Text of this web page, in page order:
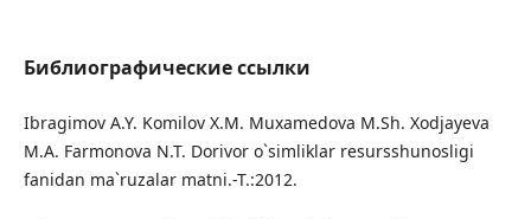
Библиографические ссылки
Ibragimov A.Y. Komilov X.M. Muxamedova M.Sh. Xodjayeva
M.A. Farmonova N.T. Dorivor o`simliklar resursshunosligi
fanidan ma`ruzalar matni.-T.:2012.